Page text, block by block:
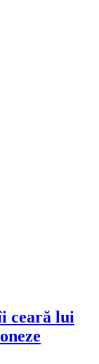
ceară lui